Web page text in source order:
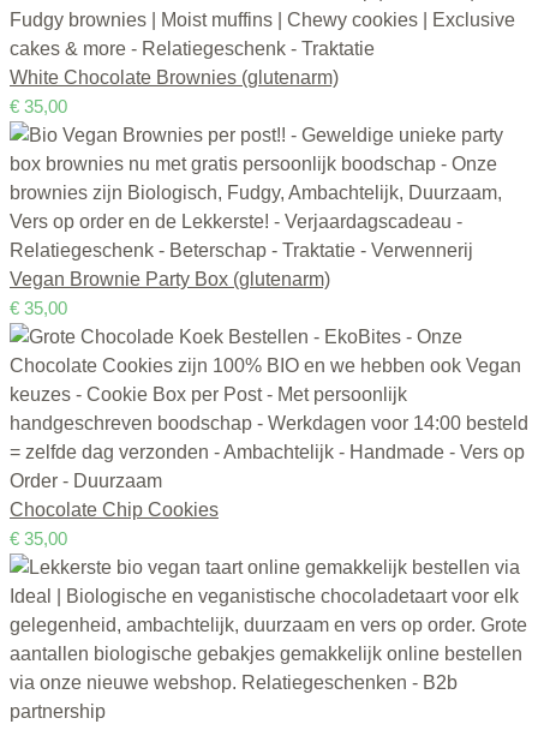
White Chocolate Brownies (glutenarm)
€ 35,00
Vegan Brownie Party Box (glutenarm)
€ 35,00
Chocolate Chip Cookies
€ 35,00